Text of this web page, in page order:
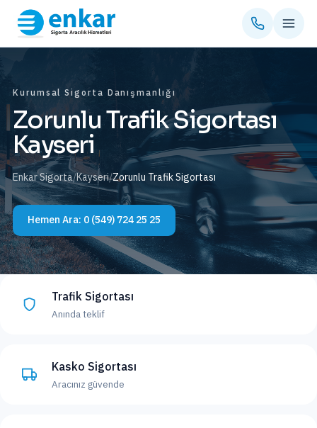
Kurumsal Sigorta Danışmanlığı
Zorunlu Trafik Sigortası
Kayseri
Enkar Sigorta/Kayseri/Zorunlu Trafik Sigortası
Hemen Ara: 0 (549) 724 25 25
Trafik Sigortası
Anında teklif
Kasko Sigortası
Aracınız güvende